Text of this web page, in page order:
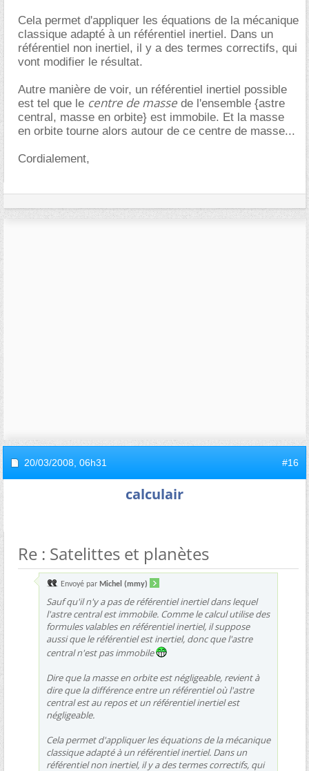
Cela permet d'appliquer les équations de la mécanique
classique adapté à un référentiel inertiel. Dans un
référentiel non inertiel, il y a des termes correctifs, qui
vont modifier le résultat.
Autre manière de voir, un référentiel inertiel possible
est tel que le centre de masse de l'ensemble {astre
central, masse en orbite} est immobile. Et la masse
en orbite tourne alors autour de ce centre de masse...
Cordialement,
20/03/2008, 06h31 #16
calculair
Re : Satelittes et planètes
Envoyé par Michel (mmy)
Sauf qu'il n'y a pas de référentiel inertiel dans lequel
l'astre central est immobile. Comme le calcul utilise des
formules valables en référentiel inertiel, il suppose
aussique le référentiel est inertiel, donc que l'astre
central n'estpasimmobile
Dire que la masse en orbite est négligeable, revient à
dire que la différence entre un référentiel où l'astre
central est au repos et un référentiel inertiel est
négligeable.
Cela permet d'appliquer les équations de la mécanique
classique adapté à un référentiel inertiel. Dans un
référentiel non inertiel, il y a des termes correctifs, qui